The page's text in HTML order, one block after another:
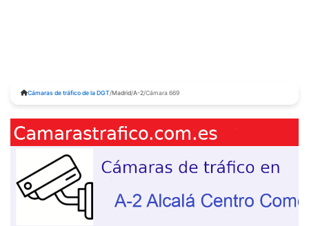
Cámaras de tráfico de la DGT/Madrid/A-2/Cámara 669